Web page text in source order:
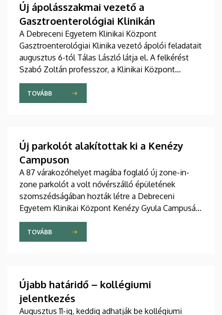
Új ápolásszakmai vezető a
Gasztroenterológiai Klinikán
A Debreceni Egyetem Klinikai Központ
Gasztroenterológiai Klinika vezető ápolói feladatait
augusztus 6-tól Tálas László látja el. A felkérést
Szabó Zoltán professzor, a Klinikai Központ
elnöke, valamint Szőllősi Anna ápolási és
szakdolgozói igazgató adta át pénteken
ünnepélyes keretek között az Elnöki Hivatalban.
TOVÁBB
Új parkolót alakítottak ki a Kenézy
Campuson
A 87 várakozóhelyet magába foglaló új zone-in-
zone parkolót a volt nővérszálló épületének
szomszédságában hozták létre a Debreceni
Egyetem Klinikai Központ Kenézy Gyula Campusán.
Az új területet várhatóan augusztusban nyitják meg
a járművek előtt.
TOVÁBB
Újabb határidő – kollégiumi
jelentkezés
Augusztus 11-ig, keddig adhatják be kollégiumi